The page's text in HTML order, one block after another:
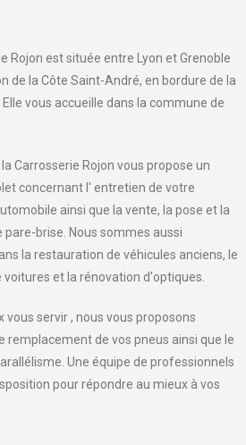
Rojon est située entre Lyon et Grenoble
de la Côte Saint-André, en bordure de la
Elle vous accueille dans la commune de
la Carrosserie Rojon vous propose un
concernant l' entretien de votre
ainsi que la vente, la pose et la
pare-brise. Nous sommes aussi
la restauration de véhicules anciens, le
et la rénovation d'optiques.
vous servir , nous vous proposons
remplacement de vos pneus ainsi que le
Une équipe de professionnels
pour répondre au mieux à vos